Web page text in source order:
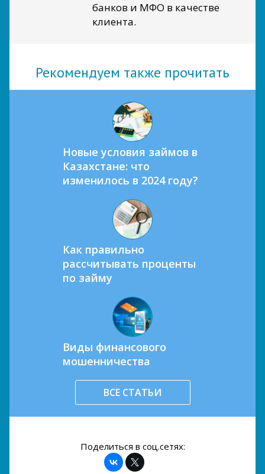
банков и МФО в качестве
клиента.
Рекомендуем также прочитать
Новые условия займов в
Казахстане: что
изменилось в 2024 году?
Как правильно
рассчитывать проценты
по займу
Виды финансового
мошенничества
ВСЕ СТАТЬИ
Поделиться в соц.сетях: